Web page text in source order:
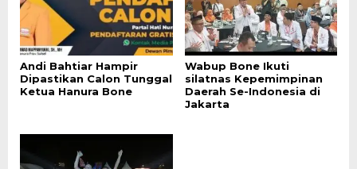
Andi Bahtiar Hampir
Dipastikan Calon Tunggal
Ketua Hanura Bone
Wabup Bone Ikuti
silatnas Kepemimpinan
Daerah Se-Indonesia di
Jakarta